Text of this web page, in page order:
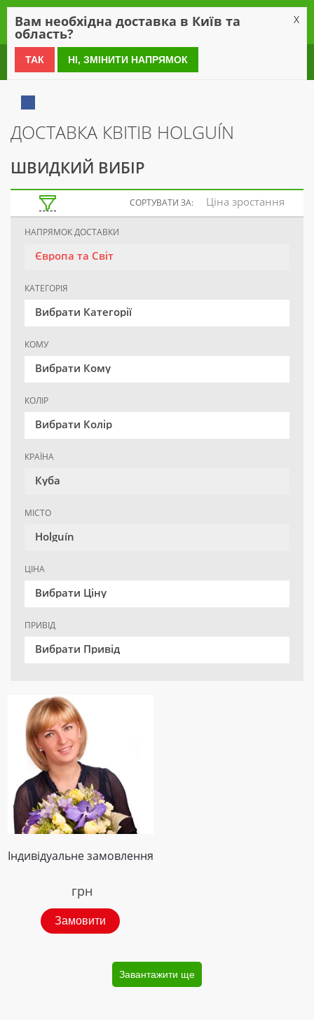
0 800 21 54 55
ДОСТАВКА КВІТІВ HOLGUÍN
ШВИДКИЙ ВИБІР
СОРТУВАТИ ЗА: Ціна зростання
НАПРЯМОК ДОСТАВКИ
Європа та Світ
КАТЕГОРІЯ
Вибрати Категорії
КОМУ
Вибрати Кому
КОЛІР
Вибрати Колір
КРАЇНА
Куба
МІСТО
Holguín
ЦІНА
Вибрати Ціну
ПРИВІД
Вибрати Привід
Індивідуальне замовлення
грн
Замовити
Завантажити ще
Вам необхідна доставка в Київ та
область?
X
ТАК НІ, ЗМІНИТИ НАПРЯМОК